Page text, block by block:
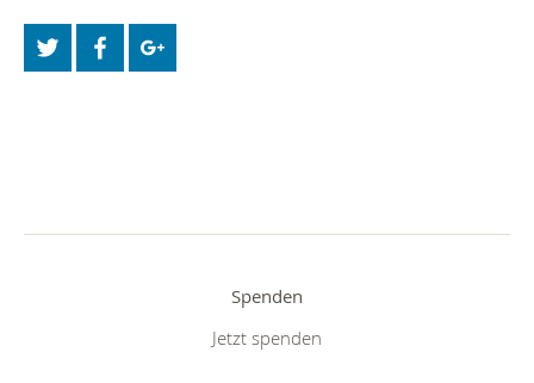
Spenden
Jetzt spenden